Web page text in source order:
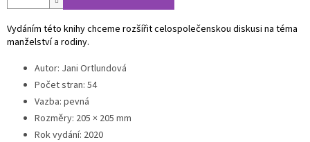
Vydáním této knihy chceme rozšířit celospolečenskou diskusi na téma
manželství a rodiny.
Autor: Jani Ortlundová
Počet stran: 54
Vazba: pevná
Rozměry: 205 × 205 mm
Rok vydání: 2020